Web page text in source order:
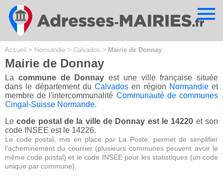
Accueil > Normandie > Calvados > Mairie de Donnay
Mairie de Donnay
La commune de Donnay est une ville française située
dans le département du Calvados en région Normandieet
membre de l'intercommunalité Communauté de communes
Cingal-Suisse Normande.
Lecode postal de la ville de Donnay est le 14220 et son
code INSEE est le 14226.
Le code postal, mis en place par La Poste, permet de simplifier
l'acheminement du courrier (plusieurs communes peuvent avoir le
même code postal) et le code INSEE pour les statistiques (un code
unique par commune).
Cookies management panel